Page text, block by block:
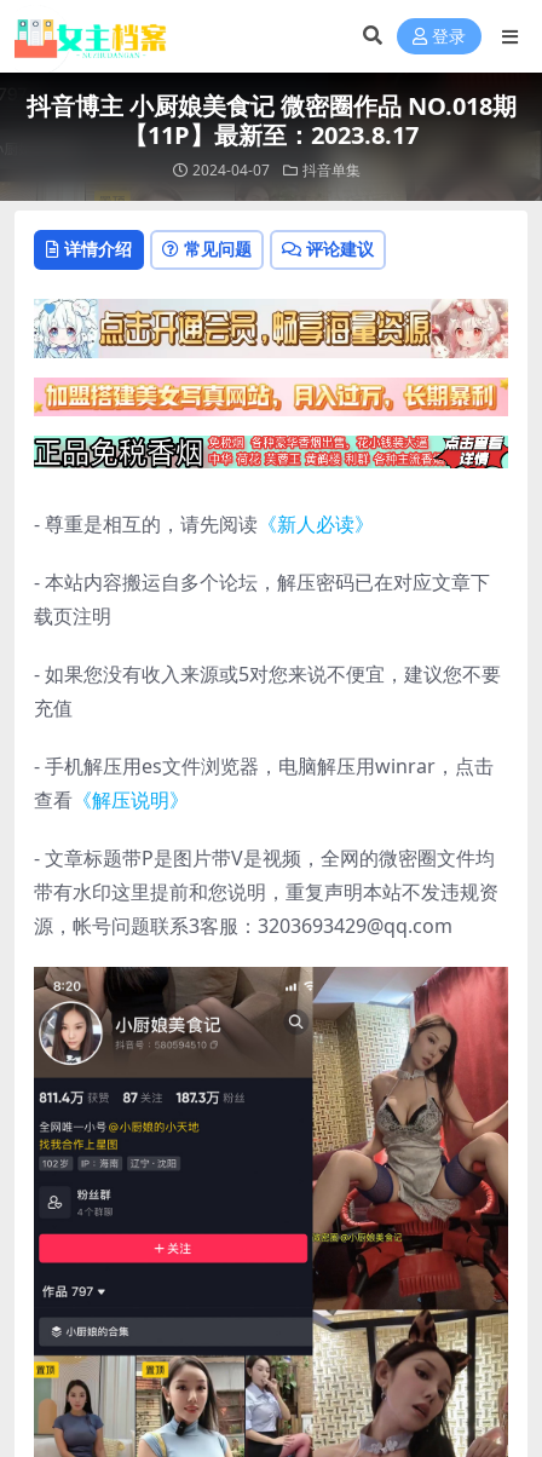
登录
抖音博主 小厨娘美食记 微密圈作品 NO.018期
【11P】最新至：2023.8.17
2024-04-07 抖音单集
详情介绍 常见问题 评论建议
- 尊重是相互的，请先阅读 《新人必读》
- 本站内容搬运自多个论坛，解压密码已在对应文章下
载页注明
- 如果您没有收入来源或5对您来说不便宜，建议您不要
充值
- 手机解压用es文件浏览器，电脑解压用winrar，点击
查看 《解压说明》
- 文章标题带P是图片带V是视频，全网的微密圈文件均
带有水印这里提前和您说明，重复声明本站不发违规资
源，帐号问题联系3客服：3203693429@qq.com